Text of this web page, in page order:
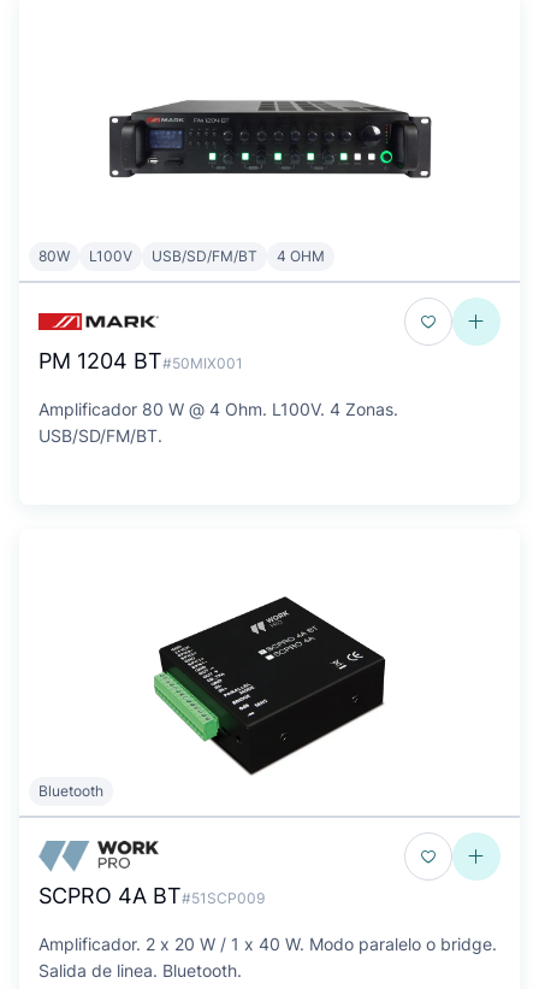
80W L100V USB/SD/FM/BT 4 OHM
PM 1204 BT#50MIX001
Amplificador 80 W @ 4 Ohm. L100V. 4 Zonas.
USB/SD/FM/BT.
Bluetooth
SCPRO 4A BT#51SCP009
Amplificador. 2 x 20 W / 1 x 40 W. Modo paralelo o bridge.
Salida de linea. Bluetooth.